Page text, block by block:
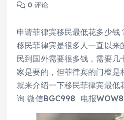
0 评论
申请菲律宾移民最低花多少钱
移民菲律宾是很多人一直以来
民到国外需要很多钱，需要几
家是要的，但菲律宾的门槛是
就来介绍一下移民菲律宾最低
询 微信BGC998 电报